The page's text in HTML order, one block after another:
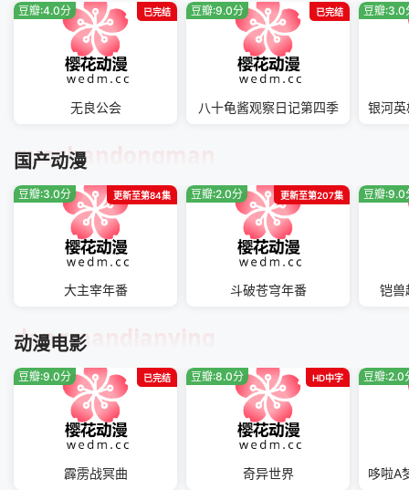
已完结
豆瓣:4.0分
无良公会
已完结
豆瓣:9.0分
八十龟酱观察日记第四季
豆瓣:3.0
国产动漫
guochandongman
更新至第84集
豆瓣:3.0分
大主宰年番
更新至第207集
豆瓣:2.0分
斗破苍穹年番
豆瓣:9.0
铠兽
动漫电影
dongmandianying
已完结
豆瓣:9.0分
霹雳战冥曲
HD中字
豆瓣:8.0分
奇异世界
豆瓣:2.0